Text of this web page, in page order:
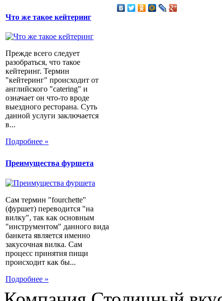
Что же такое кейтеринг
Прежде всего следует
разобраться, что такое
кейтеринг. Термин
"кейтеринг" происходит от
английского "catering" и
означает он что-то вроде
выездного ресторана. Суть
данной услуги заключается
в...
Подробнее »
Преимущества фуршета
Сам термин "fourchette"
(фуршет) переводится "на
вилку", так как основным
"инструментом" данного вида
банкета является именно
закусочная вилка. Сам
процесс принятия пищи
происходит как бы...
Подробнее »